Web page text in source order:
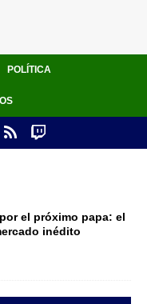
POLÍTICA
el próximo papa: el
inédito